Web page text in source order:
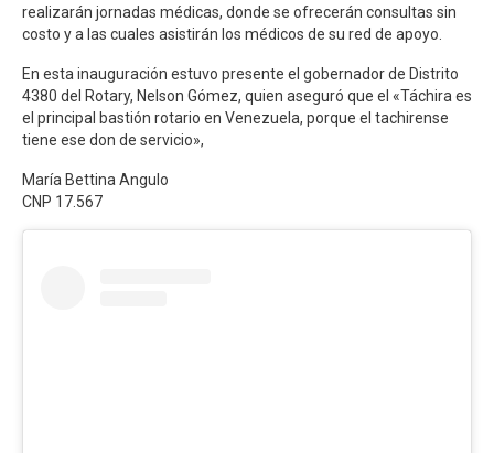
realizarán jornadas médicas, donde se ofrecerán consultas sin
costo y a las cuales asistirán los médicos de su red de apoyo.
En esta inauguración estuvo presente el gobernador de Distrito
4380 del Rotary, Nelson Gómez, quien aseguró que el «Táchira es
el principal bastión rotario en Venezuela, porque el tachirense
tiene ese don de servicio»,
María Bettina Angulo
CNP 17.567